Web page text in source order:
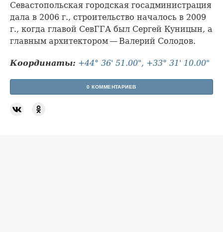
Севастопольская городская госадминистрация
дала в 2006 г., строительство началось в 2009
г., когда главой СевГГА был Сергей Куницын, а
главным архитектором — Валерий Солодов.
Координаты: +44° 36' 51.00", +33° 31' 10.00"
0 КОММЕНТАРИЕВ